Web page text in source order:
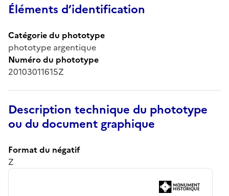
Éléments d’identification
Catégorie du phototype
phototype argentique
Numéro du phototype
20103011615Z
Description technique du phototype
ou du document graphique
Format du négatif
Z